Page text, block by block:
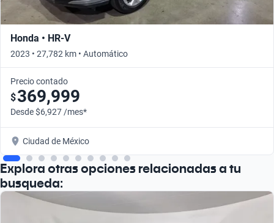
Honda • HR-V
2023 • 27,782 km • Automático
Precio contado
$369,999
Desde $6,927 /mes*
Ciudad de México
Explora otras opciones relacionadas a tu
busqueda: